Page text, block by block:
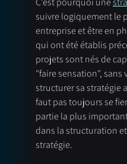
suivre logiquement le
entreprise et être en
qui ont été établis
projets sont nés de
"faire sensation",
structurer sa stratégie
faut pas toujours se
partie la plus
dans la structuration
stratégie.